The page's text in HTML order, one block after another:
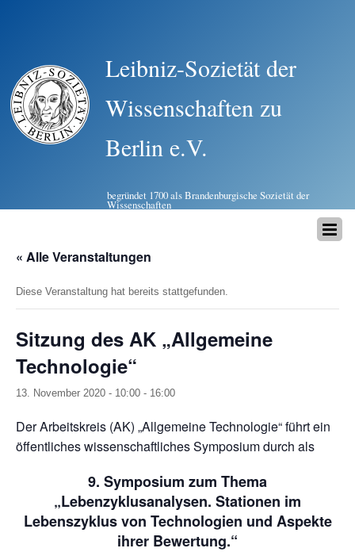
Leibniz-Sozietät der
Wissenschaften zu
Berlin e.V.
begründet 1700 als Brandenburgische Sozietät der
Wissenschaften
« Alle Veranstaltungen
Diese Veranstaltung hat bereits stattgefunden.
Sitzung des AK „Allgemeine
Technologie“
13. November 2020 - 10:00 - 16:00
Der Arbeitskreis (AK) „Allgemeine Technologie“ führt ein
öffentliches wissenschaftliches Symposium durch als
9. Symposium zum Thema
„Lebenzyklusanalysen. Stationen im
Lebenszyklus von Technologien und Aspekte
ihrer Bewertung.“